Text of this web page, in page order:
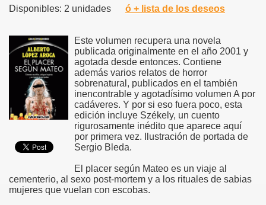
Disponibles: 2 unidades ó + lista de los deseos
Este volumen recupera una novela
publicada originalmente en el año 2001 y
agotada desde entonces. Contiene
además varios relatos de horror
sobrenatural, publicados en el también
inencontrable y agotadísimo volumen A por
cadáveres. Y por si eso fuera poco, esta
edición incluye Székely, un cuento
rigurosamente inédito que aparece aquí
por primera vez. Ilustración de portada de
Sergio Bleda.
El placer según Mateo es un viaje al
cementerio, al sexo post-mortem y a los rituales de sabias
mujeres que vuelan con escobas.